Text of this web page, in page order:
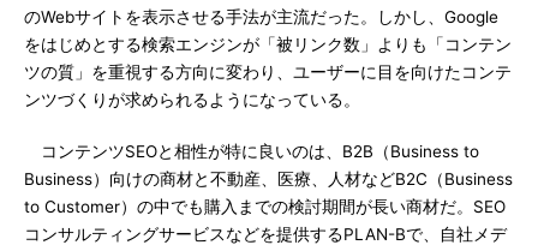
のWebサイトを表示させる手法が主流だった。しかし、Google
をはじめとする検索エンジンが「被リンク数」よりも「コンテン
ツの質」を重視する方向に変わり、ユーザーに目を向けたコンテ
ンツづくりが求められるようになっている。
コンテンツSEOと相性が特に良いのは、B2B（Business to
Business）向けの商材と不動産、医療、人材などB2C（Business
to Customer）の中でも購入までの検討期間が長い商材だ。SEO
コンサルティングサービスなどを提供するPLAN-Bで、自社メデ